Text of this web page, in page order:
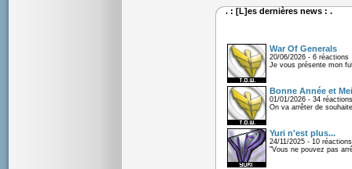
. : [L]es dernières news : .
War Of Generals
20/06/2026 - 6 réactions
Je vous présente mon
Bonne Année et
01/01/2026 - 34 réactions
On va arrêter de
Yuri n'est plus...
24/11/2025 - 10 réactions
"Vous ne pouvez pas